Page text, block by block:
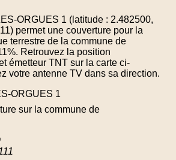
ORGUES 1 (latitude : 2.482500,
permet une couverture pour la
terrestre de la commune de
Retrouvez la position
émetteur TNT sur la carte ci-
votre antenne TV dans sa direction.
ORGUES 1
sur la commune de